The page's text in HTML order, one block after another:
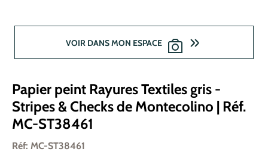
VOIR DANS MON ESPACE
Papier peint Rayures Textiles gris -
Stripes & Checks de Montecolino | Réf.
MC-ST38461
Réf: MC-ST38461